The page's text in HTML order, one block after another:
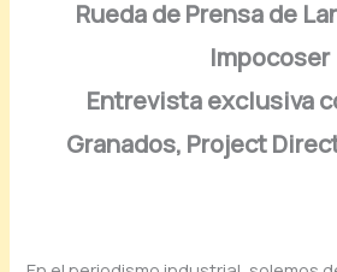
Rueda de Prensa de
Impocoser
Entrevista exclusiva
Granados, Project